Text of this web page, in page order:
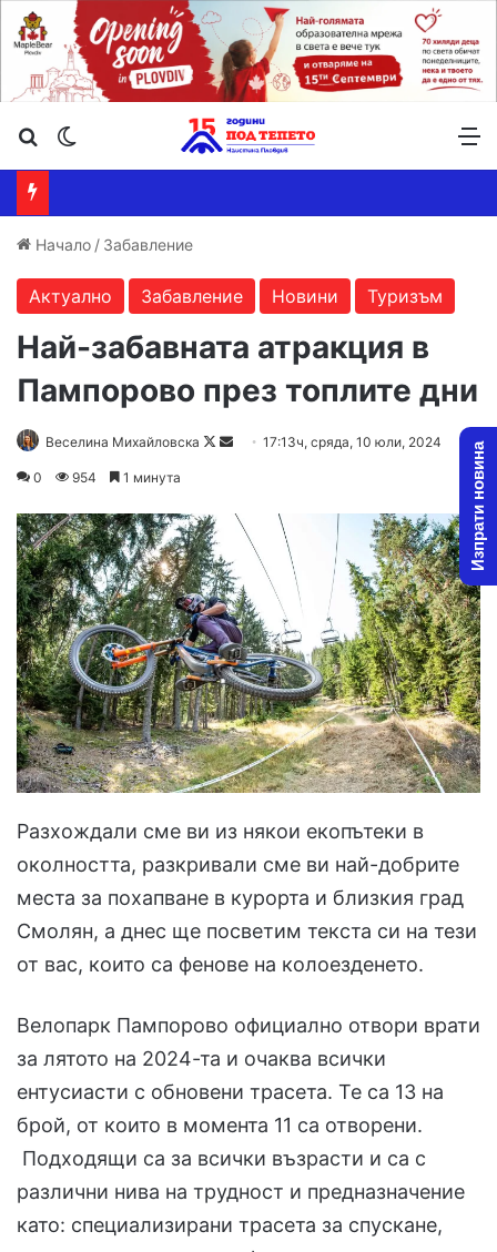
Търсене ...
Начало / Забавление
Актуално Забавление Новини Туризъм
Най-забавната атракция в
Пампорово през топлите дни
Веселина Михайловска
Follow
Send17:13ч, сряда, 10 юли, 2024
0 954 1 минута
Разхождали сме ви из някои екопътеки в
околността, разкривали сме ви най-добрите
места за похапване в курорта и близкия град
Смолян, а днес ще посветим текста си на тези
от вас, които са фенове на колоезденето.
Велопарк Пампорово официално отвори врати
за лятото на 2024-та и очаква всички
ентусиасти с обновени трасета. Те са 13 на
брой, от които в момента 11 са отворени.
Подходящи са за всички възрасти и са с
различни нива на трудност и предназначение
като: специализирани трасета за спускане,
Изпрати новина